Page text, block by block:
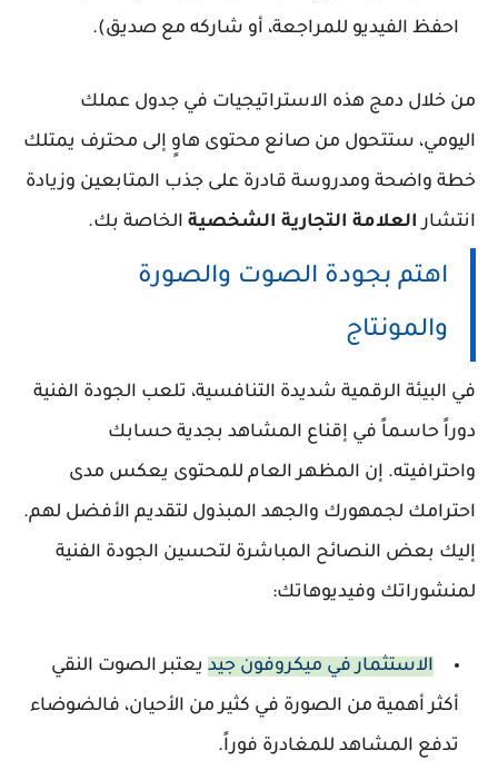
احفظ الفيديو للمراجعة، أو شاركه مع صديق).
من خلال دمج هذه الاستراتيجيات في جدول عملك
اليومي، ستتحول من صانع محتوى هاوٍ إلى محترف يمتلك
خطة واضحة ومدروسة قادرة على جذب المتابعين وزيادة
انتشار العلامة التجارية الشخصية الخاصة بك.
اهتم بجودة الصوت والصورة
والمونتاج
في البيئة الرقمية شديدة التنافسية، تلعب الجودة الفنية
دوراً حاسماً في إقناع المشاهد بجدية حسابك
واحترافيته. إن المظهر العام للمحتوى يعكس مدى
احترامك لجمهورك والجهد المبذول لتقديم الأفضل لهم.
إليك بعض النصائح المباشرة لتحسين الجودة الفنية
لمنشوراتك وفيديوهاتك:
الاستثمار في ميكروفون جيد يعتبر الصوت النقي
أكثر أهمية من الصورة في كثير من الأحيان، فالضوضاء
تدفع المشاهد للمغادرة فوراً.